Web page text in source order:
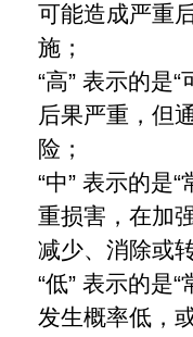
可能造成严重
施；
“高” 表示的是
后果严重，但
险；
“中” 表示的是
重损害，在加
减少、消除或
“低” 表示的是
发生概率低，